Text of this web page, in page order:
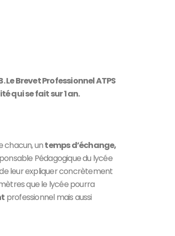
Le Brevet Professionnel ATPS
qui se fait sur 1 an.
chacun, untemps d’échange,
Pédagogique du lycée
leur expliquer concrètement
que le lycée pourra
professionnel mais aussi